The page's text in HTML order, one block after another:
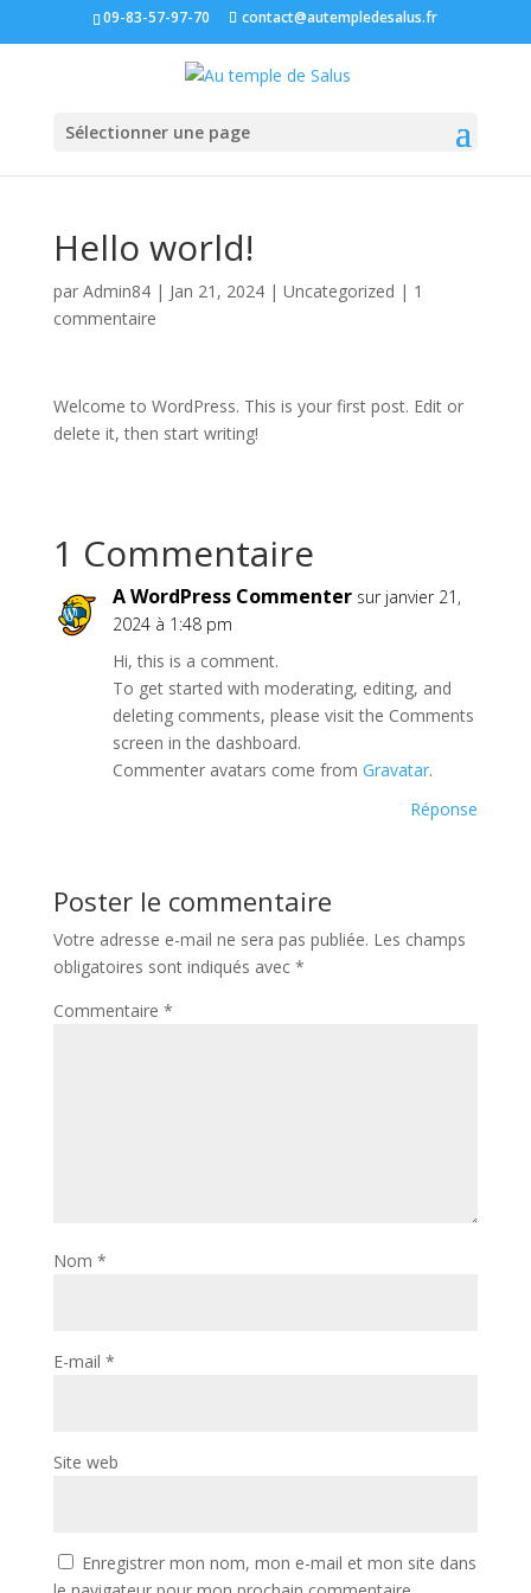
09-83-57-97-70 contact@autempledesalus.fr
Sélectionner une page
Hello world!
par Admin84| Jan 21, 2024| Uncategorized | 1
commentaire
Welcome to WordPress. This is your first post. Edit or
delete it, then start writing!
1 Commentaire
A WordPress Commenter sur janvier 21,
2024 à 1:48 pm
Hi, this is a comment.
To get started with moderating, editing, and
deleting comments, please visit the Comments
screen in the dashboard.
Commenter avatars come from Gravatar.
Réponse
Poster le commentaire
Votre adresse e-mail ne sera pas publiée. Les champs
obligatoires sont indiqués avec *
Commentaire *
Nom *
E-mail *
Site web
Enregistrer mon nom, mon e-mail et mon site dans